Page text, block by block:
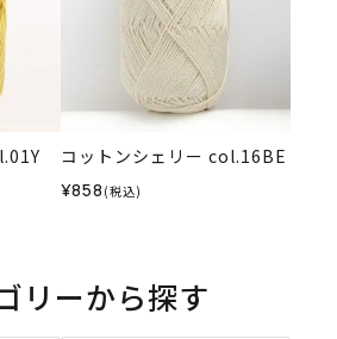
コットンシェリー col.16BE
¥858 (税込)
リーから探す